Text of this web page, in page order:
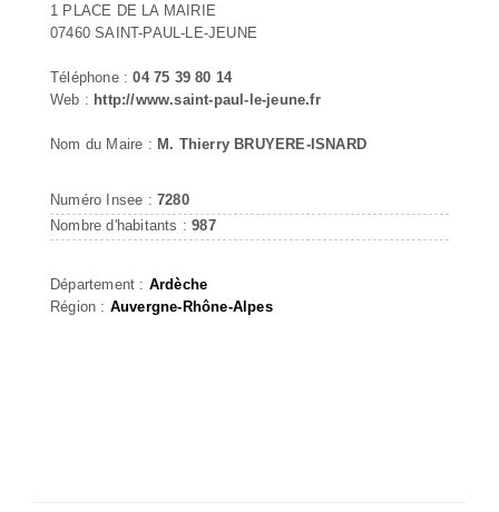
1 PLACE DE LA MAIRIE
07460 SAINT-PAUL-LE-JEUNE
Téléphone :04 75 39 80 14
Web : http://www.saint-paul-le-jeune.fr
Nom du Maire : M. Thierry BRUYERE-ISNARD
Numéro Insee : 7280
Nombre d'habitants :987
Département : Ardèche
Région : Auvergne-Rhône-Alpes